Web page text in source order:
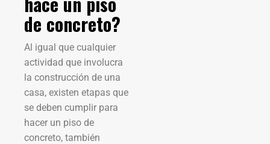
de concreto?
Al igual que cualquier
actividad que involucra
la construcción de una
casa, existen etapas que
se deben cumplir para
hacer un piso de
concreto, también